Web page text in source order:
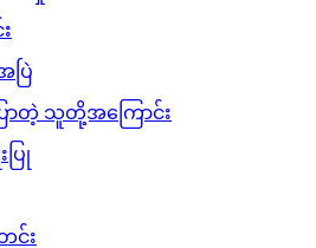
ြဲ
ာတဲ့ သူတို့အကြောင်း
ြု
င်း